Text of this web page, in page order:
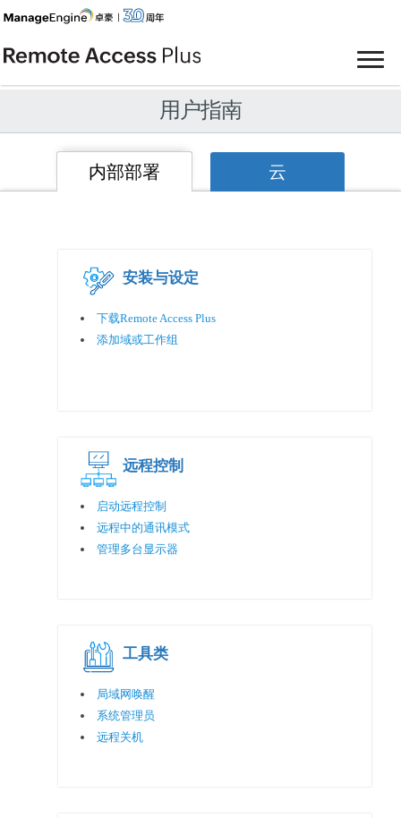
用户指南
内部部署 云
安装与设定
下载Remote Access Plus
添加域或工作组
远程控制
启动远程控制
远程中的通讯模式
管理多台显示器
工具类
局域网唤醒
系统管理员
远程关机